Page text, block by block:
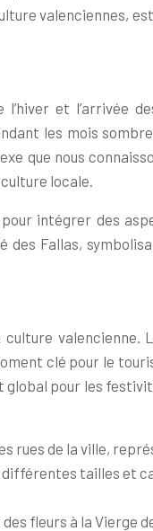
valenciennes,
et l’arrivée
les mois
que nous
locale.
pour intégrer des
Fallas,
valencienne.
clé pour le
global pour les
rues de la ville,
différentes tailles et
fleurs à la Vierge